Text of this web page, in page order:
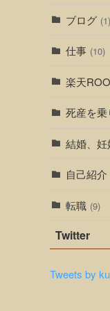
ブログ (1)
仕事 (10)
楽天
死産を乗
結婚、妊
自己紹介
転職 (9)
Twitter
Tweets by